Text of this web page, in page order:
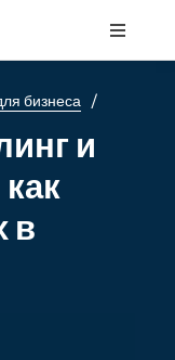
бизнеса /
и
в